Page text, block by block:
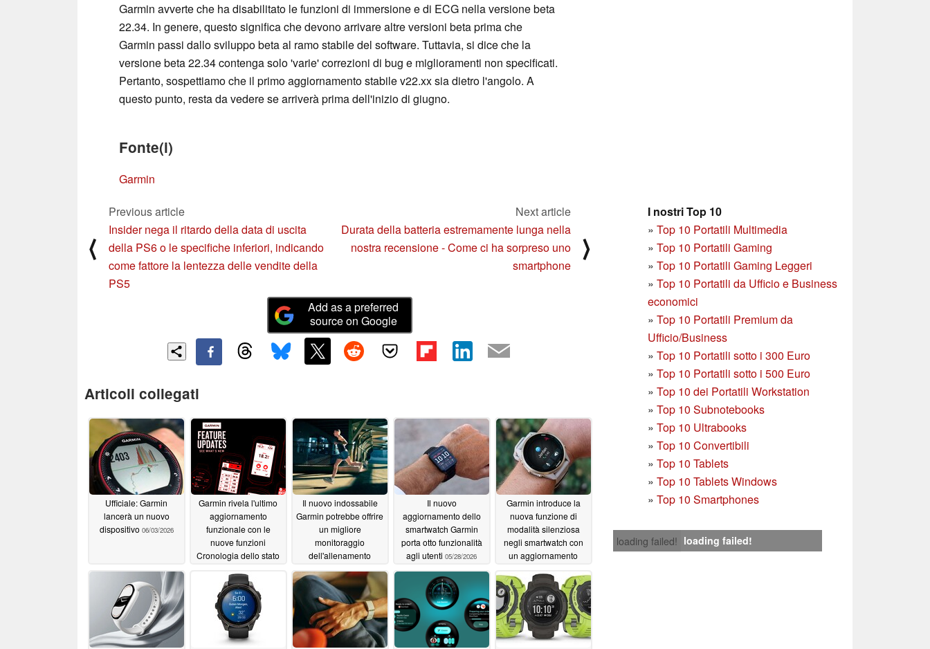
Garmin avverte che ha disabilitato le funzioni di immersione e di ECG nella versione beta
22.34. In genere, questo significa che devono arrivare altre versioni beta prima che
Garmin passi dallo sviluppo beta al ramo stabile del software. Tuttavia, si dice che la
versione beta 22.34 contenga solo 'varie' correzioni di bug e miglioramenti non specificati.
Pertanto, sospettiamo che il primo aggiornamento stabile v22.xx sia dietro l'angolo. A
questo punto, resta da vedere se arriverà prima dell'inizio di giugno.
Fonte(i)
Garmin
I nostri Top 10
» Top 10 Portatili Multimedia
» Top 10 Portatili Gaming
» Top 10 Portatili Gaming Leggeri
» Top 10 Portatili da Ufficio e Business
economici
» Top 10 Portatili Premium da
Ufficio/Business
» Top 10 Portatili sotto i 300 Euro
» Top 10 Portatili sotto i 500 Euro
» Top 10 dei Portatili Workstation
» Top 10 Subnotebooks
» Top 10 Ultrabooks
» Top 10 Convertibili
» Top 10 Tablets
» Top 10 Tablets Windows
» Top 10 Smartphones
loading failed! loading failed!
⟨
Previous article
Insider nega il ritardo della data di uscita
della PS6 o le specifiche inferiori, indicando
come fattore la lentezza delle vendite della
PS5
Next article
Durata della batteria estremamente lunga nella
nostra recensione - Come ci ha sorpreso uno
smartphone
⟩
Add as a preferred
source on Google
Articoli collegati
Ufficiale: Garmin
lancerà un nuovo
dispositivo 06/03/2026
Garmin rivela l'ultimo
aggiornamento
funzionale con le
nuove funzioni
Cronologia dello stato
recupero06/03/2026
Il nuovo indossabile
Garmin potrebbe offrire
un migliore
monitoraggio
dell'allenamento
06/02/2026
Il nuovo
aggiornamento dello
smartwatch Garmin
porta otto funzionalità
agli utenti 05/28/2026
Garmin introduce la
nuova funzione di
modalità silenziosa
negli smartwatch con
un aggiornamento